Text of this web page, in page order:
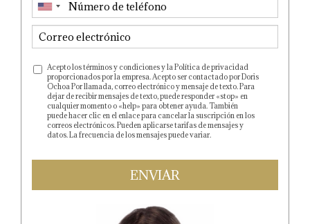
Acepto los términos y condiciones y la Política de privacidad
proporcionados por la empresa. Acepto ser contactado por Doris
Ochoa Por llamada, correo electrónico y mensaje de texto. Para
dejar de recibir mensajes de texto, puede responder «stop» en
cualquier momento o «help» para obtener ayuda. También
puede hacer clic en el enlace para cancelar la suscripción en los
correos electrónicos. Pueden aplicarse tarifas de mensajes y
datos. La frecuencia de los mensajes puede variar.
ENVIAR